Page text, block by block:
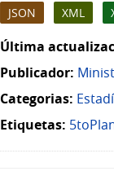
JSON XML
Última
Publicador:
Categorias:
Etiquetas: